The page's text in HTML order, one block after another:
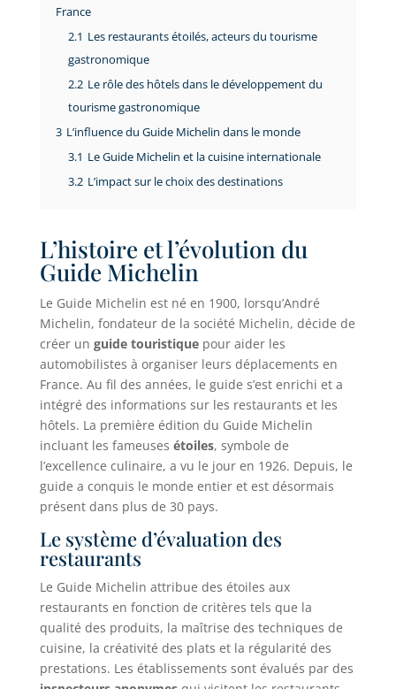
France
2.1 Les restaurants étoilés, acteurs du tourisme
gastronomique
2.2 Le rôle des hôtels dans le développement du
tourisme gastronomique
3 L’influence du Guide Michelin dans le monde
3.1 Le Guide Michelin et la cuisine internationale
3.2 L’impact sur le choix des destinations
L’histoire et l’évolution du
Guide Michelin
Le Guide Michelin est né en 1900, lorsqu’André
Michelin, fondateur de la société Michelin, décide de
créer un guide touristiquepour aider les
automobilistes à organiser leurs déplacements en
France. Au fil des années, le guide s’est enrichi et a
intégré des informations sur les restaurants et les
hôtels. La première édition du Guide Michelin
incluant les fameuses étoiles, symbole de
l’excellence culinaire, a vu le jour en 1926. Depuis, le
guide a conquis le monde entier et est désormais
présent dans plus de 30 pays.
Le système d’évaluation des
restaurants
Le Guide Michelin attribue des étoiles aux
restaurants en fonction de critères tels que la
qualité des produits, la maîtrise des techniques de
cuisine, la créativité des plats et la régularité des
prestations. Les établissements sont évalués par des